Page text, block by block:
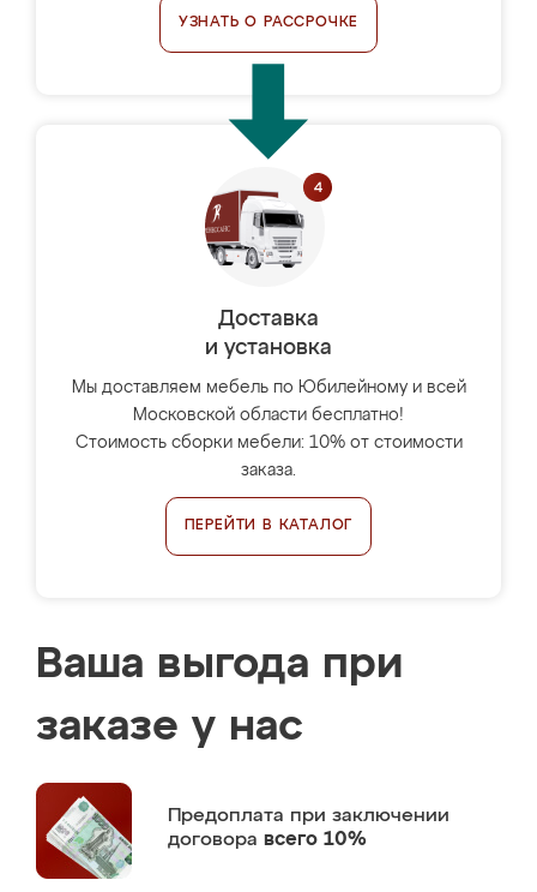
УЗНАТЬ О РАССРОЧКЕ
Доставка
и установка
Мы доставляем мебель по Юбилейному и всей
Московской области бесплатно!
Стоимость сборки мебели: 10% от стоимости
заказа.
ПЕРЕЙТИ В КАТАЛОГ
Ваша выгода при
заказе у нас
Предоплата при заключении
договора всего 10%